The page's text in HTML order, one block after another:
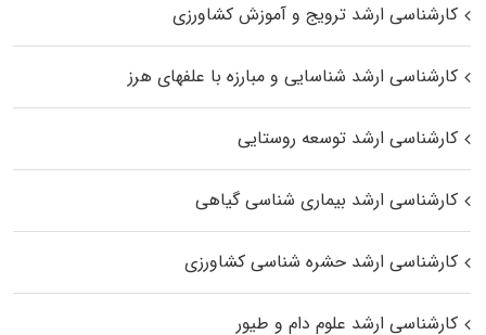
کارشناسی ارشد ترویج و آموزش کشاورزی
کارشناسی ارشد شناسایی و مبارزه با علفهای هرز
کارشناسی ارشد توسعه روستایی
کارشناسی ارشد بیماری‌ شناسی گیاهی
کارشناسی ارشد حشره‌ شناسی کشاورزی
کارشناسی ارشد علوم دام و طیور